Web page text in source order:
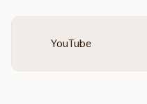
YouTube